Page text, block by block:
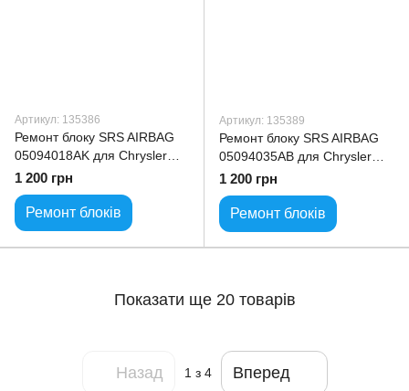
Артикул: 135386
Ремонт блоку SRS AIRBAG
05094018AK для Chrysler
Voyager
1 200 грн
Ремонт блоків
Артикул: 135389
Ремонт блоку SRS AIRBAG
05094035AB для Chrysler
Voyager
1 200 грн
Ремонт блоків
Показати ще 20 товарів
Назад 1 з 4 Вперед